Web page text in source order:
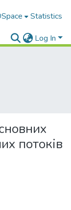
Statistics
Log In
потоків